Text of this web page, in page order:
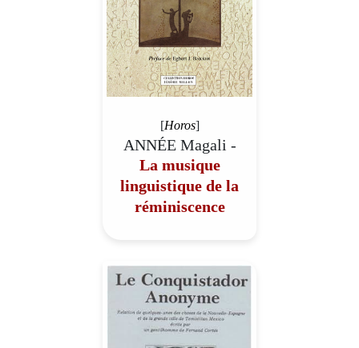
[Horos]
ANNÉE Magali -
La musique
linguistique de la
réminiscence